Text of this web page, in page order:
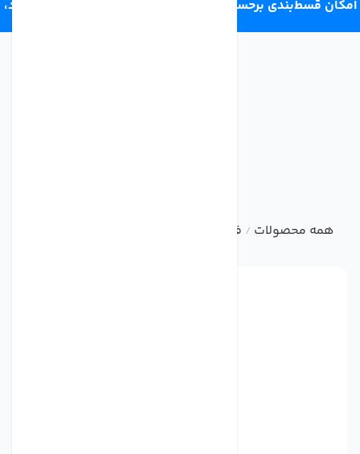
امکان قسط‌بندی برحسب اعتبار ترب‌پی 4 قسط ماهانه. بدون سود،
همه محصولات / فیلتر یخچال